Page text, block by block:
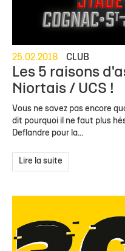
25.02.2018 CLUB
Les 5 raisons
Niortais / UCS !
Vous ne savez pas encore
dit pourquoi il ne faut plus
Deflandre pour la...
Lire la suite